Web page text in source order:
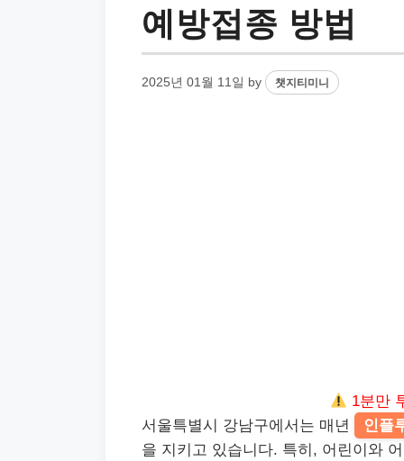
예방접종 방법
2025년 01월 11일 by 챗지티미니
1분만
서울특별시 강남구에서는 매년
인플
을 지키고 있습니다. 특히, 어린이와